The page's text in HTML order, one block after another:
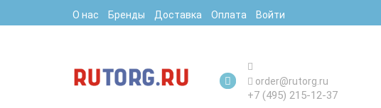
О нас Бренды Доставка Оплата Войти
order@rutorg.ru
+7 (495) 215-12-37